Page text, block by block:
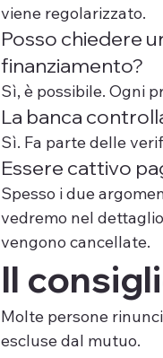
viene regolarizzato.
Posso chiedere
finanziamento?
Sì, è possibile. Ogni
La banca
Sì. Fa parte delle
Essere cattivo
Spesso i due
vedremo nel
vengono cancellate.
Il
Molte persone
escluse dal mutuo.